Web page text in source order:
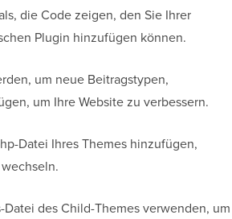
die Code zeigen, den Sie Ihrer
Plugin hinzufügen können.
um neue Beitragstypen,
um Ihre Website zu verbessern.
Datei Ihres Themes hinzufügen,
des Child-Themes verwenden, um